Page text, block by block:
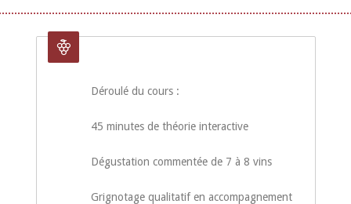
Déroulé du cours :
45 minutes de théorie interactive
Dégustation commentée de 7 à 8 vins
Grignotage qualitatif en accompagnement